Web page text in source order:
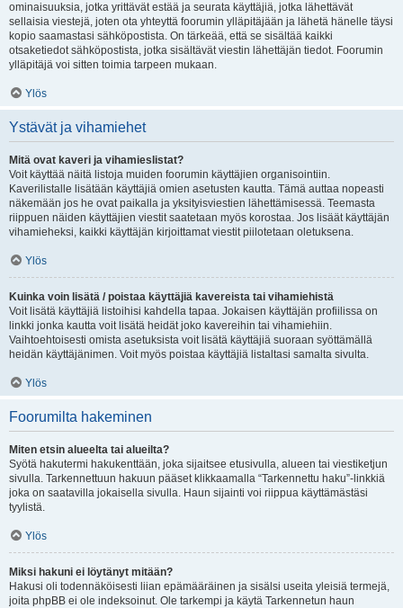
ominaisuuksia, jotka yrittävät estää ja seurata käyttäjiä, jotka lähettävät
sellaisia viestejä, joten ota yhteyttä foorumin ylläpitäjään ja lähetä hänelle täysi
kopio saamastasi sähköpostista. On tärkeää, että se sisältää kaikki
otsaketiedot sähköpostista, jotka sisältävät viestin lähettäjän tiedot. Foorumin
ylläpitäjä voi sitten toimia tarpeen mukaan.
Ylös
Ystävät ja vihamiehet
Mitä ovat kaveri ja vihamieslistat?
Voit käyttää näitä listoja muiden foorumin käyttäjien organisointiin.
Kaverilistalle lisätään käyttäjiä omien asetusten kautta. Tämä auttaa nopeasti
näkemään jos he ovat paikalla ja yksityisviestien lähettämisessä. Teemasta
riippuen näiden käyttäjien viestit saatetaan myös korostaa. Jos lisäät käyttäjän
vihamieheksi, kaikki käyttäjän kirjoittamat viestit piilotetaan oletuksena.
Ylös
Kuinka voin lisätä / poistaa käyttäjiä kavereista tai vihamiehistä
Voit lisätä käyttäjiä listoihisi kahdella tapaa. Jokaisen käyttäjän profiilissa on
linkki jonka kautta voit lisätä heidät joko kavereihin tai vihamiehiin.
Vaihtoehtoisesti omista asetuksista voit lisätä käyttäjiä suoraan syöttämällä
heidän käyttäjänimen. Voit myös poistaa käyttäjiä listaltasi samalta sivulta.
Ylös
Foorumilta hakeminen
Miten etsin alueelta tai alueilta?
Syötä hakutermi hakukenttään, joka sijaitsee etusivulla, alueen tai viestiketjun
sivulla. Tarkennettuun hakuun pääset klikkaamalla “Tarkennettu haku”-linkkiä
joka on saatavilla jokaisella sivulla. Haun sijainti voi riippua käyttämästäsi
tyylistä.
Ylös
Miksi hakuni ei löytänyt mitään?
Hakusi oli todennäköisesti liian epämääräinen ja sisälsi useita yleisiä termejä,
joita phpBB ei ole indeksoinut. Ole tarkempi ja käytä Tarkennetun haun